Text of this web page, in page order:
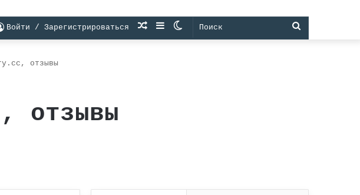
Поиск
Switch
Sidebar
Случайная
Войти / Зарегистрироваться
отзывы
отзывы